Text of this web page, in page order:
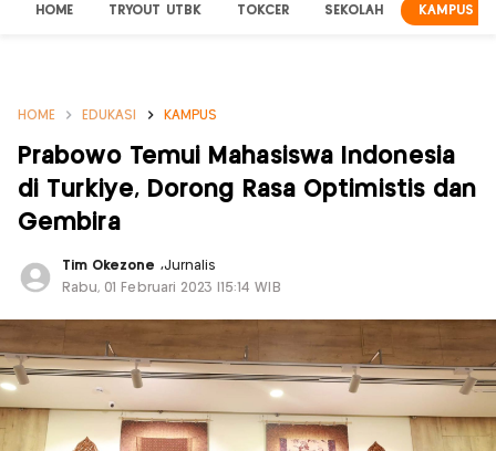
HOME TRYOUT UTBK TOKCER SEKOLAH KAMPUS
HOME EDUKASI KAMPUS
Prabowo Temui Mahasiswa Indonesia
di Turkiye, Dorong Rasa Optimistis dan
Gembira
Tim Okezone ,Jurnalis
Rabu, 01 Februari 2023 |15:14 WIB